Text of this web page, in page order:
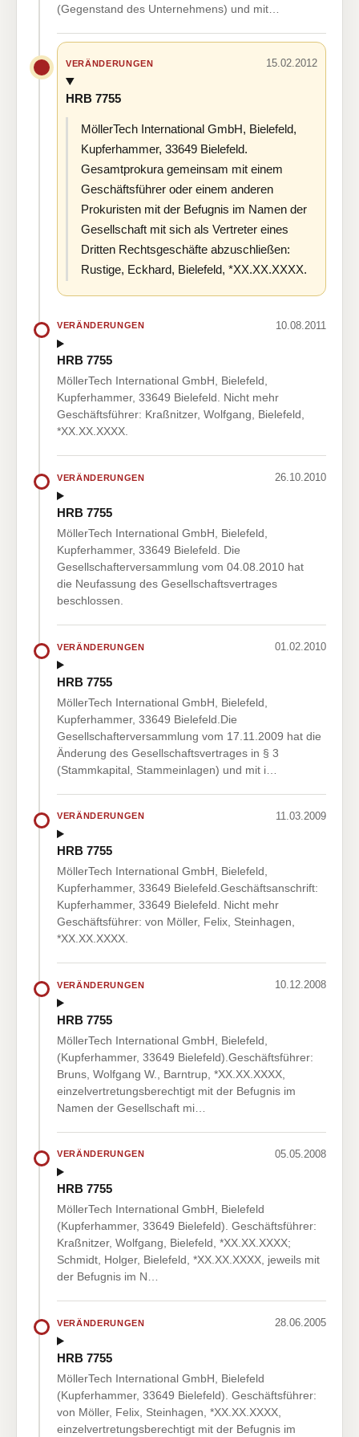
(Gegenstand des Unternehmens) und mit…
VERÄNDERUNGEN 15.02.2012
HRB 7755
MöllerTech International GmbH, Bielefeld,
Kupferhammer, 33649 Bielefeld.
Gesamtprokura gemeinsam mit einem
Geschäftsführer oder einem anderen
Prokuristen mit der Befugnis im Namen der
Gesellschaft mit sich als Vertreter eines
Dritten Rechtsgeschäfte abzuschließen:
Rustige, Eckhard, Bielefeld, *XX.XX.XXXX.
VERÄNDERUNGEN 10.08.2011
HRB 7755
MöllerTech International GmbH, Bielefeld,
Kupferhammer, 33649 Bielefeld. Nicht mehr
Geschäftsführer: Kraßnitzer, Wolfgang, Bielefeld,
*XX.XX.XXXX.
VERÄNDERUNGEN 26.10.2010
HRB 7755
MöllerTech International GmbH, Bielefeld,
Kupferhammer, 33649 Bielefeld. Die
Gesellschafterversammlung vom 04.08.2010 hat
die Neufassung des Gesellschaftsvertrages
beschlossen.
VERÄNDERUNGEN 01.02.2010
HRB 7755
MöllerTech International GmbH, Bielefeld,
Kupferhammer, 33649 Bielefeld.Die
Gesellschafterversammlung vom 17.11.2009 hat die
Änderung des Gesellschaftsvertrages in § 3
(Stammkapital, Stammeinlagen) und mit i…
VERÄNDERUNGEN 11.03.2009
HRB 7755
MöllerTech International GmbH, Bielefeld,
Kupferhammer, 33649 Bielefeld.Geschäftsanschrift:
Kupferhammer, 33649 Bielefeld. Nicht mehr
Geschäftsführer: von Möller, Felix, Steinhagen,
*XX.XX.XXXX.
VERÄNDERUNGEN 10.12.2008
HRB 7755
MöllerTech International GmbH, Bielefeld,
(Kupferhammer, 33649 Bielefeld).Geschäftsführer:
Bruns, Wolfgang W., Barntrup, *XX.XX.XXXX,
einzelvertretungsberechtigt mit der Befugnis im
Namen der Gesellschaft mi…
VERÄNDERUNGEN 05.05.2008
HRB 7755
MöllerTech International GmbH, Bielefeld
(Kupferhammer, 33649 Bielefeld). Geschäftsführer:
Kraßnitzer, Wolfgang, Bielefeld, *XX.XX.XXXX;
Schmidt, Holger, Bielefeld, *XX.XX.XXXX, jeweils mit
der Befugnis im N…
VERÄNDERUNGEN 28.06.2005
HRB 7755
MöllerTech International GmbH, Bielefeld
(Kupferhammer, 33649 Bielefeld). Geschäftsführer:
von Möller, Felix, Steinhagen, *XX.XX.XXXX,
einzelvertretungsberechtigt mit der Befugnis im